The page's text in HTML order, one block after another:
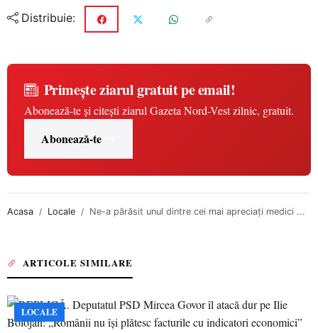
Distribuie:
Primește ziarul gratuit pe email!
Abonează-te și citești ziarul Gazeta Nord-Vest zilnic, gratuit.
Abonează-te
Acasa Locale Ne-a părăsit unul dintre cei mai apreciați medici ...
ARTICOLE SIMILARE
LOCALE